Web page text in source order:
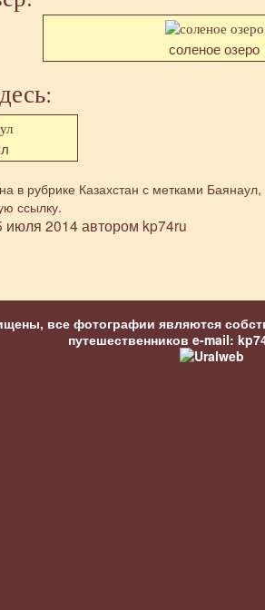
соленое озеро
в рубрике Казахстан с метками Баянаул,
ссылку.
июля 2014 автором kp74ru
все фотографии являются
путешественников e-mail: